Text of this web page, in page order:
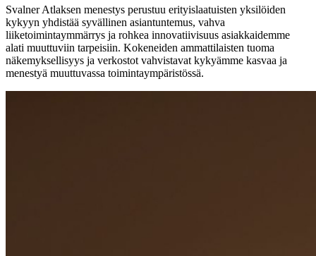
Svalner Atlaksen menestys perustuu erityislaatuisten yksilöiden
kykyyn yhdistää syvällinen asiantuntemus, vahva
liiketoimintaymmärrys ja rohkea innovatiivisuus asiakkaidemme
alati muuttuviin tarpeisiin. Kokeneiden ammattilaisten tuoma
näkemyksellisyys ja verkostot vahvistavat kykyämme kasvaa ja
menestyä muuttuvassa toimintaympäristössä.